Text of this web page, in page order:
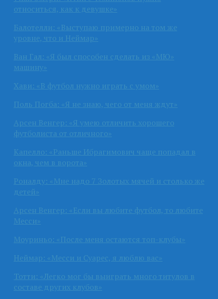
относиться, как к девушке»
Балотелли: «Выступаю примерно на том же
уровне, что и Неймар»
Ван Гал: «Я был способен сделать из «МЮ»
машину»
Хави: «В футбол нужно играть с умом»
Поль Погба: «Я не знаю, чего от меня ждут»
Арсен Венгер: «Я умею отличить хорошего
футболиста от отличного»
Капелло: «Раньше Ибрагимович чаще попадал в
окна, чем в ворота»
Роналду: «Мне надо 7 Золотых мячей и столько же
детей»
Арсен Венгер: «Если вы любите футбол, то любите
Месси»
Моуриньо: «После меня остаются топ-клубы»
Неймар: «Месси и Суарес, я люблю вас»
Тотти: «Легко мог бы выиграть много титулов в
составе других клубов»